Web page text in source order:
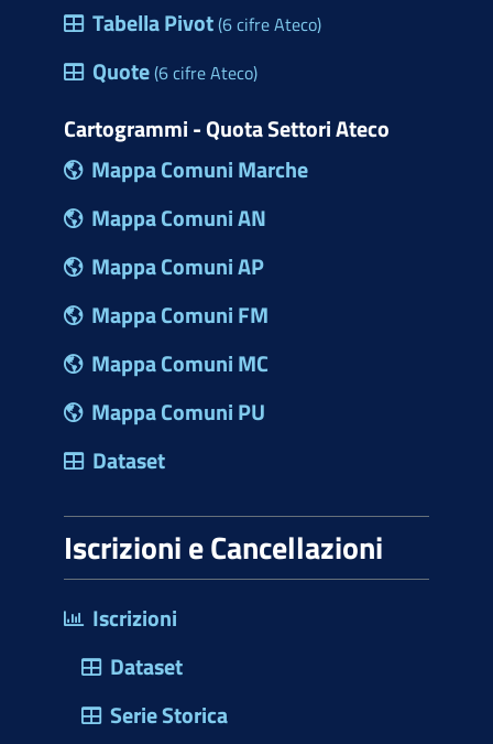
Tabella Pivot(6 cifre Ateco)
Quote(6 cifre Ateco)
Cartogrammi - Quota Settori Ateco
Mappa Comuni Marche
Mappa Comuni AN
Mappa Comuni AP
Mappa Comuni FM
Mappa Comuni MC
Mappa Comuni PU
Dataset
Iscrizioni e Cancellazioni
Iscrizioni
Dataset
Serie Storica